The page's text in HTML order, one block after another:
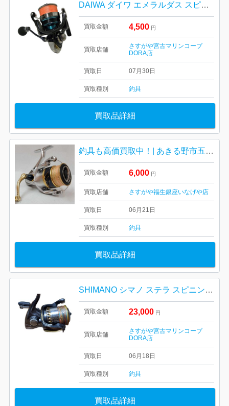
DAIWA ダイワ エメラルダス スピニングリール
買取金額 4,500 円
買取店舗
さすがや宮古マリンコープ
DORA店
買取日 07月30日
買取種別 釣具
買取品詳細
釣具も高価買取中！| あきる野市五日市| シマノのスピニングリール
買取金額 6,000 円
買取店舗 さすがや福生銀座いなげや店
買取日 06月21日
買取種別 釣具
買取品詳細
SHIMANO シマノ ステラ スピニングリール
買取金額 23,000 円
買取店舗
さすがや宮古マリンコープ
DORA店
買取日 06月18日
買取種別 釣具
買取品詳細